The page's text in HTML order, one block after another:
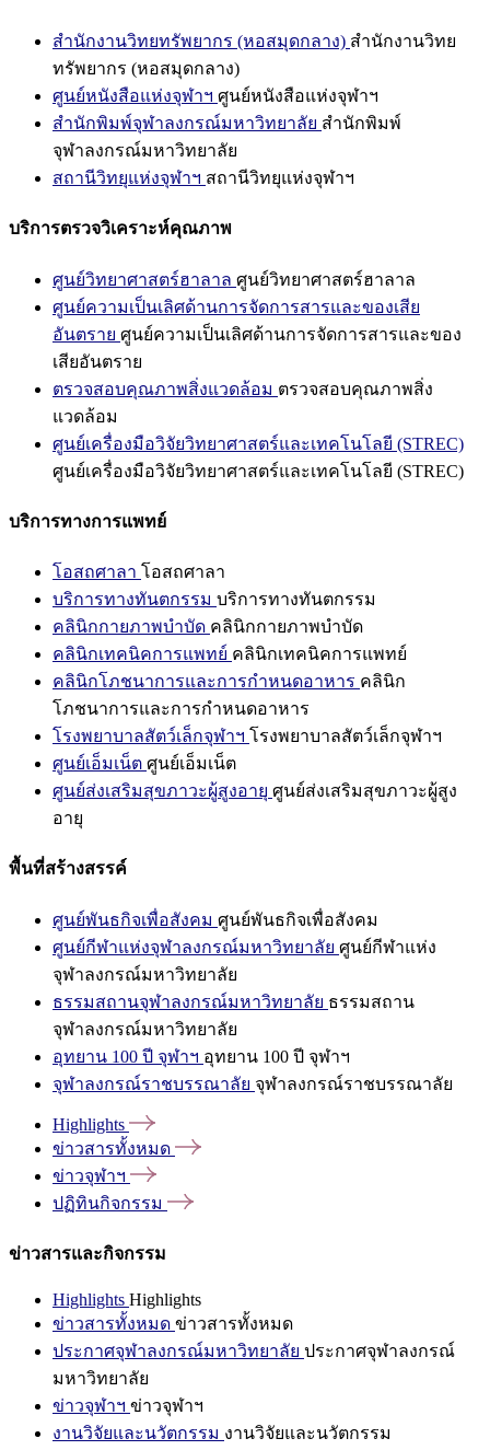
สำนักงานวิทยทรัพยากร (หอสมุดกลาง) สำนักงานวิทย
ทรัพยากร (หอสมุดกลาง)
ศูนย์หนังสือแห่งจุฬาฯ ศูนย์หนังสือแห่งจุฬาฯ
สำนักพิมพ์จุฬาลงกรณ์มหาวิทยาลัย สำนักพิมพ์
จุฬาลงกรณ์มหาวิทยาลัย
สถานีวิทยุแห่งจุฬาฯ สถานีวิทยุแห่งจุฬาฯ
บริการตรวจวิเคราะห์คุณภาพ
ศูนย์วิทยาศาสตร์ฮาลาล ศูนย์วิทยาศาสตร์ฮาลาล
ศูนย์ความเป็นเลิศด้านการจัดการสารและของเสีย
อันตราย ศูนย์ความเป็นเลิศด้านการจัดการสารและของ
เสียอันตราย
ตรวจสอบคุณภาพสิ่งแวดล้อม ตรวจสอบคุณภาพสิ่ง
แวดล้อม
ศูนย์เครื่องมือวิจัยวิทยาศาสตร์และเทคโนโลยี (STREC)
ศูนย์เครื่องมือวิจัยวิทยาศาสตร์และเทคโนโลยี (STREC)
บริการทางการแพทย์
โอสถศาลา โอสถศาลา
บริการทางทันตกรรม บริการทางทันตกรรม
คลินิกกายภาพบำบัด คลินิกกายภาพบำบัด
คลินิกเทคนิคการแพทย์ คลินิกเทคนิคการแพทย์
คลินิกโภชนาการและการกำหนดอาหาร คลินิก
โภชนาการและการกำหนดอาหาร
โรงพยาบาลสัตว์เล็กจุฬาฯ โรงพยาบาลสัตว์เล็กจุฬาฯ
ศูนย์เอ็มเน็ต ศูนย์เอ็มเน็ต
ศูนย์ส่งเสริมสุขภาวะผู้สูงอายุ ศูนย์ส่งเสริมสุขภาวะผู้สูง
อายุ
พื้นที่สร้างสรรค์
ศูนย์พันธกิจเพื่อสังคม ศูนย์พันธกิจเพื่อสังคม
ศูนย์กีฬาแห่งจุฬาลงกรณ์มหาวิทยาลัย ศูนย์กีฬาแห่ง
จุฬาลงกรณ์มหาวิทยาลัย
ธรรมสถานจุฬาลงกรณ์มหาวิทยาลัย ธรรมสถาน
จุฬาลงกรณ์มหาวิทยาลัย
อุทยาน 100 ปี จุฬาฯ อุทยาน 100 ปี จุฬาฯ
จุฬาลงกรณ์ราชบรรณาลัย จุฬาลงกรณ์ราชบรรณาลัย
Highlights
ข่าวสารทั้งหมด
ข่าวจุฬาฯ
ปฏิทินกิจกรรม
ข่าวสารและกิจกรรม
Highlights Highlights
ข่าวสารทั้งหมด ข่าวสารทั้งหมด
ประกาศจุฬาลงกรณ์มหาวิทยาลัย ประกาศจุฬาลงกรณ์
มหาวิทยาลัย
ข่าวจุฬาฯ ข่าวจุฬาฯ
งานวิจัยและนวัตกรรม งานวิจัยและนวัตกรรม